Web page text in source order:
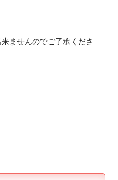
ませんのでご了承くださ